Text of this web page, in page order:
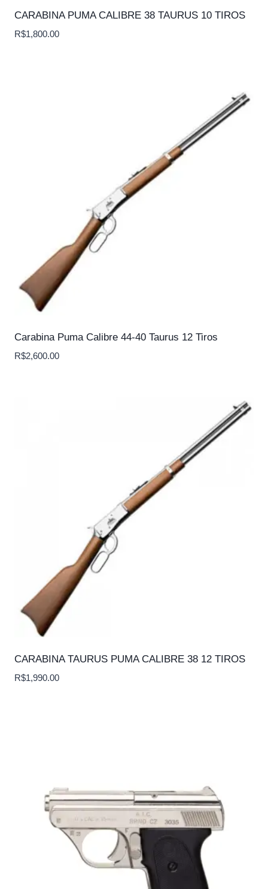
CARABINA PUMA CALIBRE 38 TAURUS 10 TIROS
R$1,800.00
Carabina Puma Calibre 44-40 Taurus 12 Tiros
R$2,600.00
CARABINA TAURUS PUMA CALIBRE 38 12 TIROS
R$1,990.00